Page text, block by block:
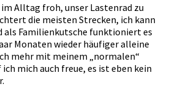
Alltag froh, unser Lastenrad zu
die meisten Strecken, ich kann
Familienkutsche funktioniert es
Monaten wieder häufiger alleine
mehr mit meinem „normalen“
mich auch freue, es ist eben kein